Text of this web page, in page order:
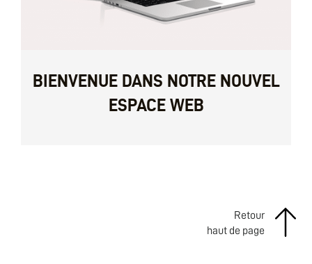
BIENVENUE DANS NOTRE NOUVEL
ESPACE WEB
Retour
haut de page